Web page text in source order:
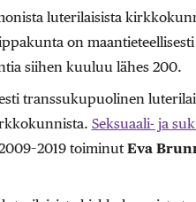
luterilaisista
on
siihen kuuluu lähes 200.
transsukupuolinen
Seksuaali- ja
toiminut Eva